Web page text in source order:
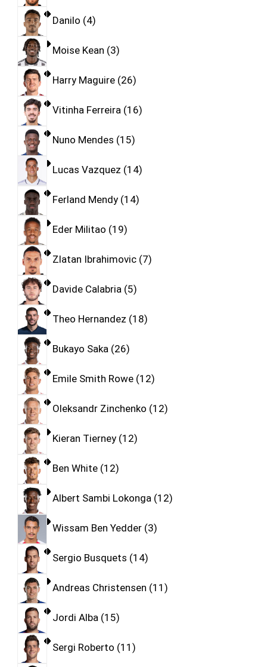
Danilo 4
Moise Kean 3
Harry Maguire 26
Vitinha Ferreira 16
Nuno Mendes 15
Lucas Vazquez 14
Ferland Mendy 14
Eder Militao 19
Zlatan Ibrahimovic 7
Davide Calabria 5
Theo Hernandez 18
Bukayo Saka 26
Emile Smith Rowe 12
Oleksandr Zinchenko 12
Kieran Tierney 12
Ben White 12
Albert Sambi Lokonga 12
Wissam Ben Yedder 3
Sergio Busquets 14
Andreas Christensen 11
Jordi Alba 15
Sergi Roberto 11